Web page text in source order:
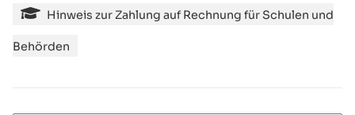
Hinweis zur Zahlung auf Rechnung für Schulen und
Behörden